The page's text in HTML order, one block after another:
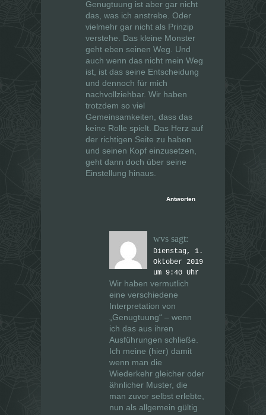
Genugtuung ist aber gar nicht
das, was ich anstrebe. Oder
vielmehr gar nicht als Prinzip
verstehe. Das kleine Monster
geht eben seinen Weg. Und
auch wenn das nicht mein Weg
ist, ist das seine Entscheidung
und dennoch für mich
nachvollziehbar. Wir haben
trotzdem so viel
Gemeinsamkeiten, dass das
keine Rolle spielt. Das Herz auf
der richtigen Seite zu haben
und seinen Kopf einzusetzen,
geht dann doch über seine
Einstellung hinaus.
Antworten
wvs sagt:
Dienstag, 1.
Oktober 2019
um 9:40 Uhr
Wir haben vermutlich
eine verschiedene
Interpretation von
„Genugtuung“ – wenn
ich das aus ihren
Ausführungen schließe.
Ich meine (hier) damit
wenn man die
Wiederkehr gleicher oder
ähnlicher Muster, die
man zuvor selbst erlebte,
nun als allgemein gültig